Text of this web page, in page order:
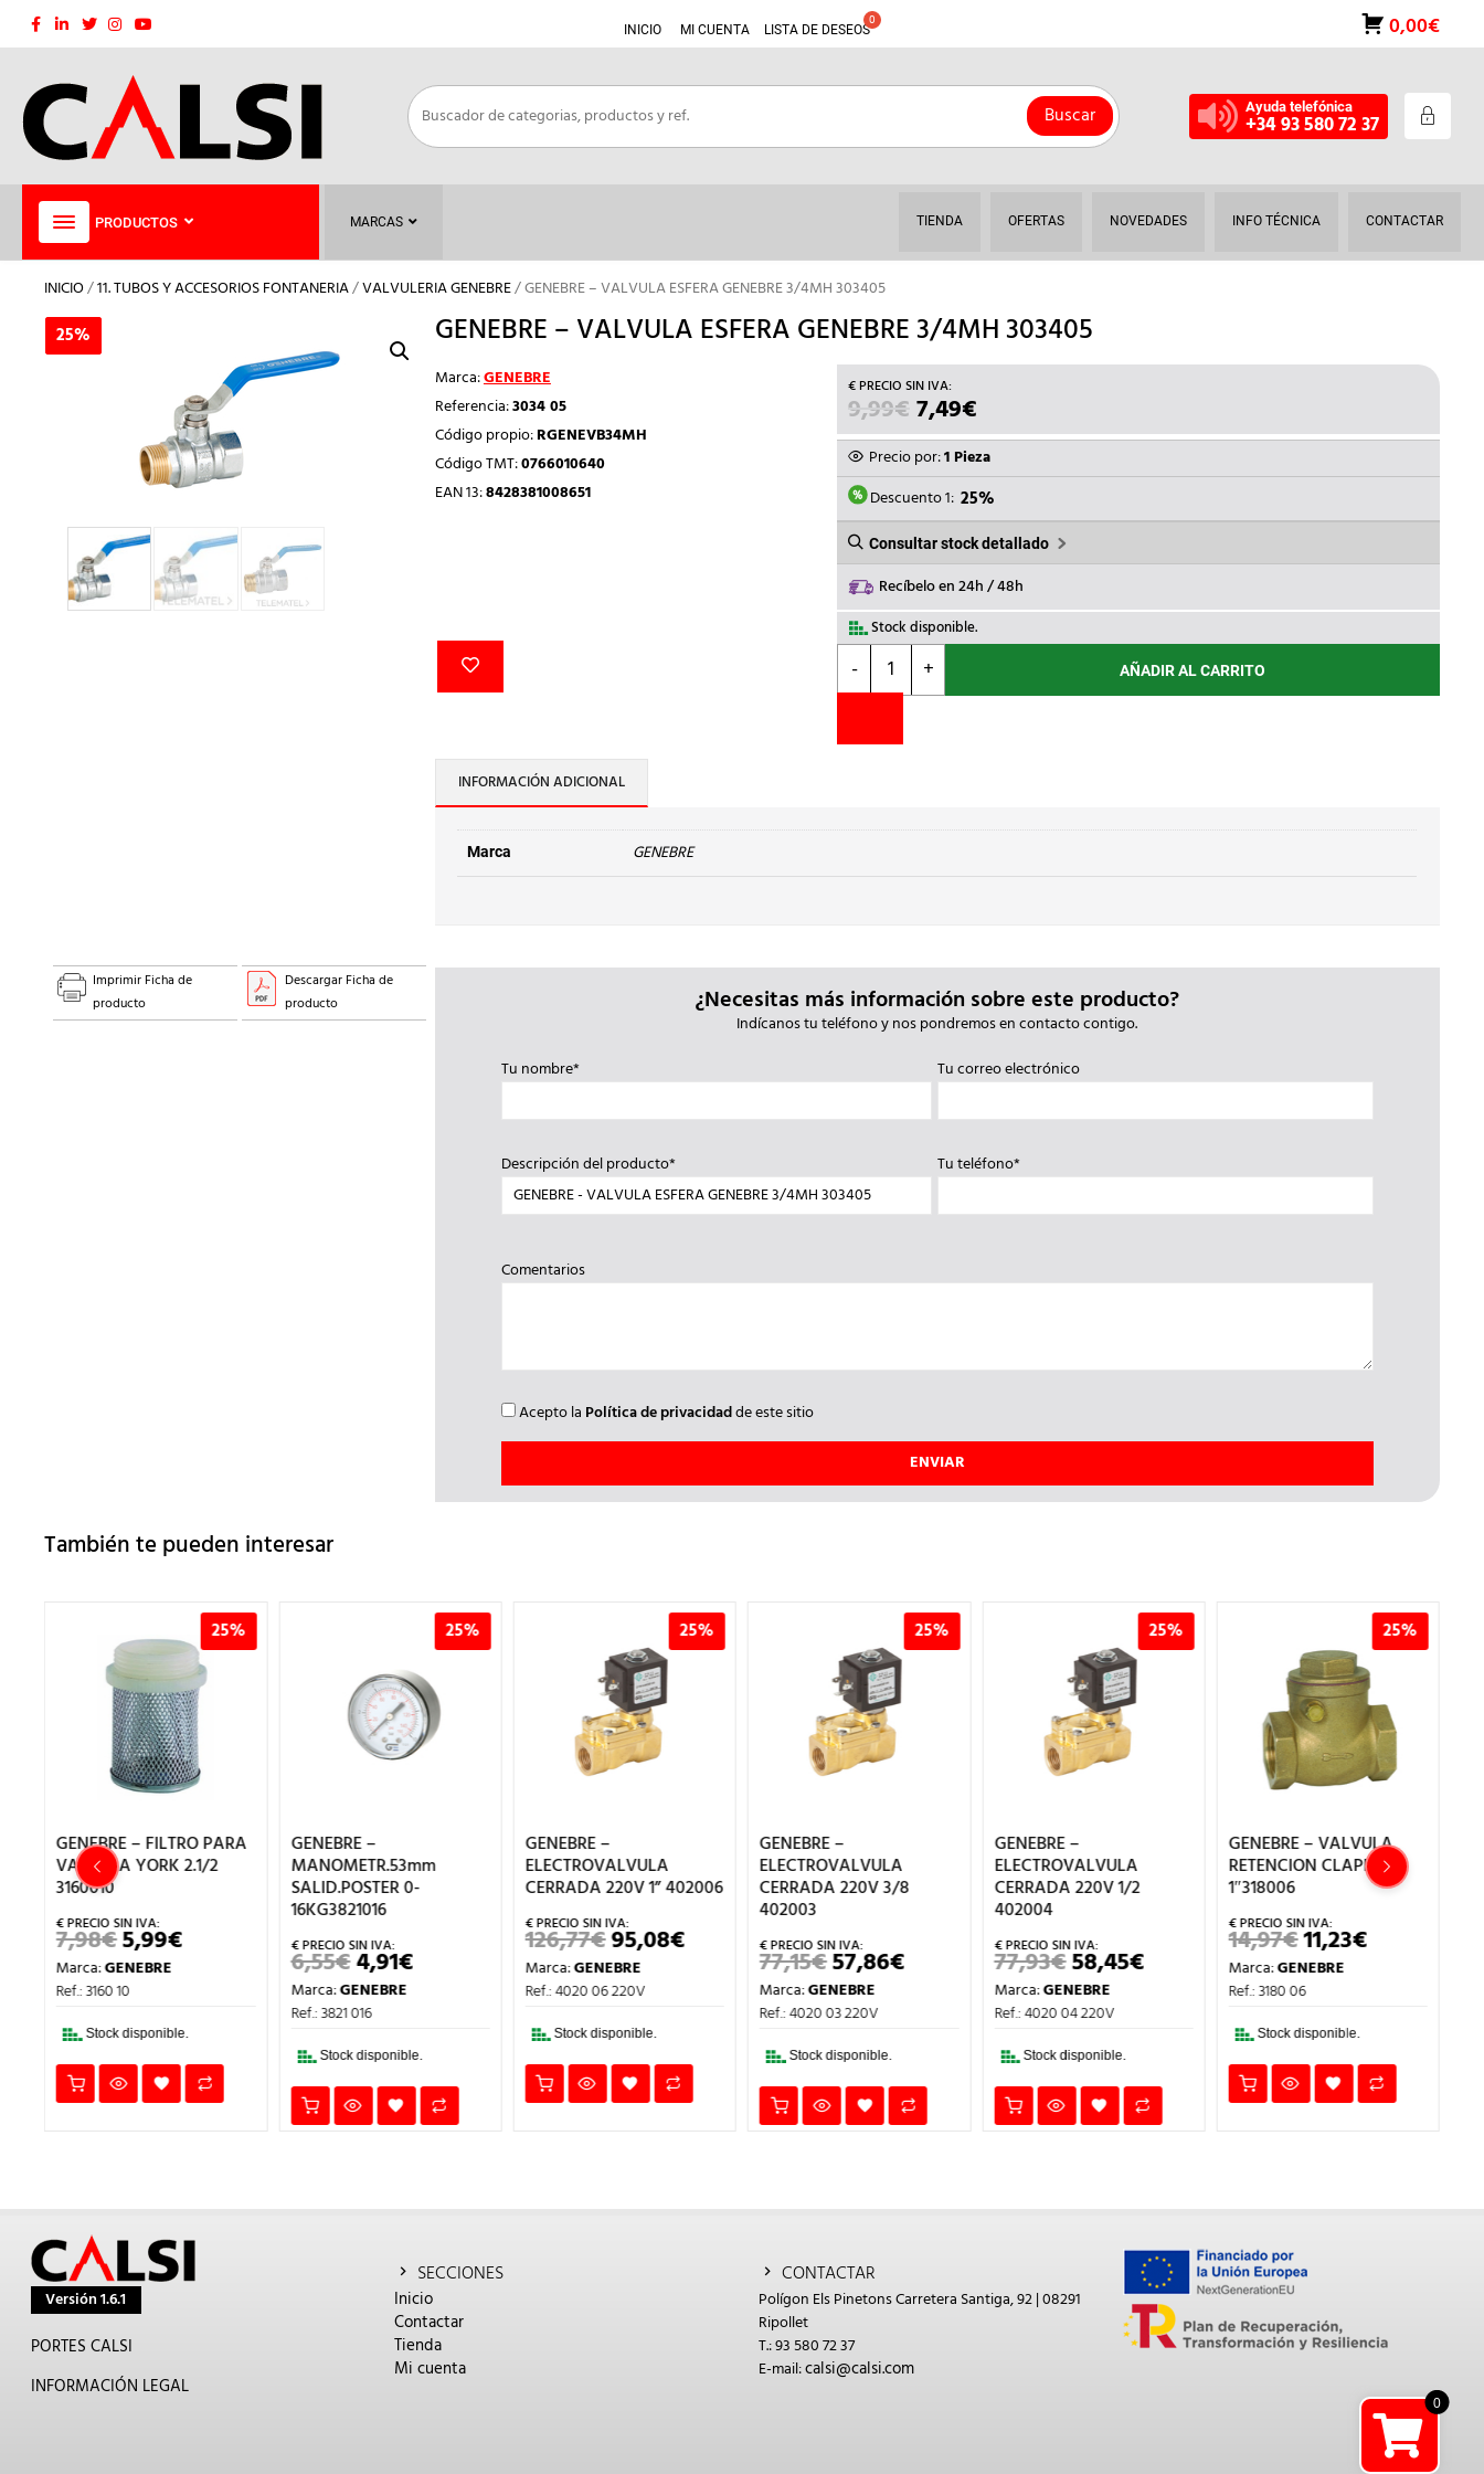
Saltar
INICIO MI CUENTA LISTA DE DESEOS 0,00€
Buscar Ayuda telefónica
+34 93 580 72 37
PRODUCTOS MARCAS TIENDA OFERTAS NOVEDADES INFO TÉCNICA CONTACTAR
INICIO/11. TUBOS Y ACCESORIOS FONTANERIA/VALVULERIA GENEBRE/ GENEBRE – VALVULA ESFERA GENEBRE 3/4MH 303405
25% GENEBRE – VALVULA ESFERA GENEBRE 3/4MH 303405
Marca:GENEBRE
Referencia:3034 05
Código propio:RGENEVB34MH
Código TMT:0766010640
EAN 13:8428381008651
9,99€ EL
PRECIO
ORIGINAL
ERA:
9,99€.
7,49€EL
PRECIO
ACTUAL
ES:
7,49€.
Precio por:1 Pieza
Descuento 1: 25%
Consultar stock detallado
Recíbelo en 24h / 48h
Stock disponible.
-
GENEBRE
VALVULA
GENEBRE
+ AÑADIR AL CARRITO
INFORMACIÓN ADICIONAL
Marca GENEBRE
25%
Imprimir Ficha de
producto
Descargar Ficha de
producto
¿Necesitas más información sobre este producto?
Indícanos tu teléfono y nos pondremos en contacto contigo.
Tu nombre*
Tu correo electrónico
Descripción del producto* Tu teléfono*
Comentarios
Acepto la Política de privacidadde este sitio
También te pueden interesar
25%
GENEBRE – FILTRO PARA
VALVULA YORK 2.1/2
3160010
7,98€EL
PRECIO
ORIGINAL
ERA:
5,99€EL
PRECIO
Marca:GENEBRE
Ref.: 3160 10
Stock disponible.
25%
GENEBRE –
MANOMETR.53mm
SALID.POSTER 0-
16KG3821016
6,55€EL
PRECIO
ORIGINAL
ERA:
4,91€EL
PRECIO
Marca:GENEBRE
Ref.: 3821 016
Stock disponible.
25%
GENEBRE –
ELECTROVALVULA
CERRADA 220V 1” 402006
126,77€EL
PRECIO
ORIGINAL
ERA:
95,08€EL
PRECIO
ACTUAL
Marca:GENEBRE
Ref.: 4020 06 220V
Stock disponible.
25%
GENEBRE –
ELECTROVALVULA
CERRADA 220V 3/8
402003
77,15€EL
PRECIO
ORIGINAL
ERA:
57,86€EL
PRECIO
Marca:GENEBRE
Ref.: 4020 03 220V
Stock disponible.
25%
GENEBRE –
ELECTROVALVULA
CERRADA 220V 1/2
402004
77,93€EL
PRECIO
ORIGINAL
ERA:
58,45€EL
PRECIO
Marca:GENEBRE
Ref.: 4020 04 220V
Stock disponible.
25%
GENEBRE – VALVULA
RETENCION CLAPETA
1″318006
14,97€EL
PRECIO
ORIGINAL
ERA:
11,23€EL
PRECIO
Marca:GENEBRE
Ref.: 3180 06
Stock disponible.
Versión 1.6.1
PORTES CALSI
INFORMACIÓN LEGAL
SECCIONES
Inicio
Contactar
Tienda
Mi cuenta
CONTACTAR
Polígon Els Pinetons Carretera Santiga, 92 | 08291
Ripollet
T.: 93 580 72 37
E-mail:calsi@calsi.com
0